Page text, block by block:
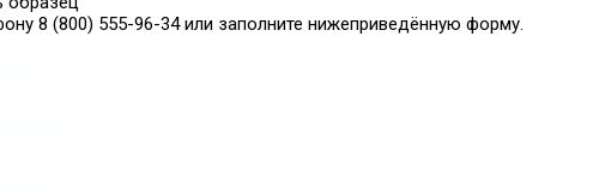
8 (800) 555-96-34 или заполните нижеприведённую форму.